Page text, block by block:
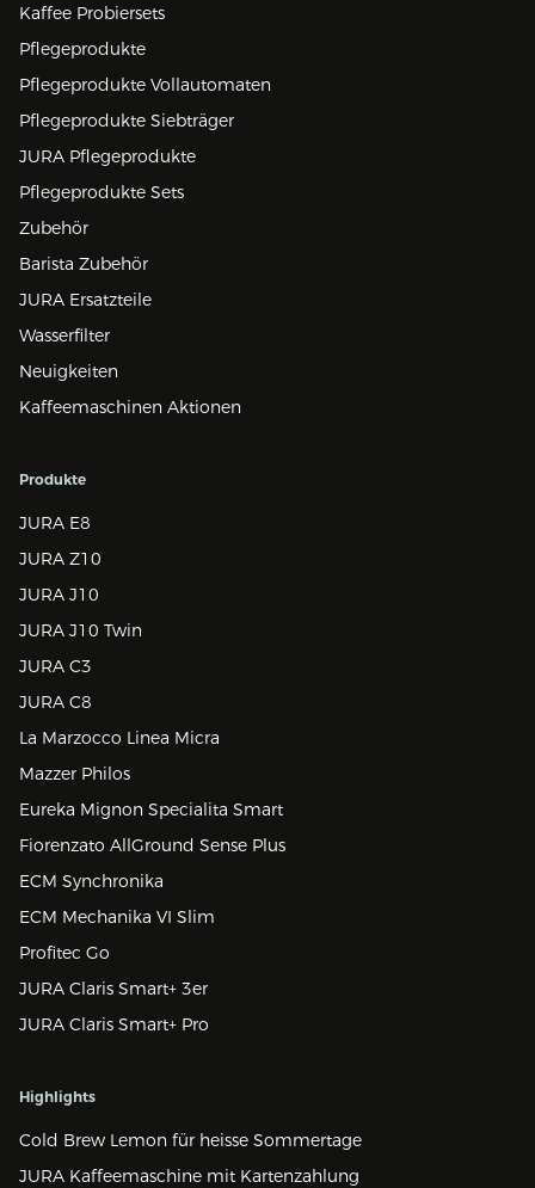
Kaffee Probiersets
Pflegeprodukte
Pflegeprodukte Vollautomaten
Pflegeprodukte Siebträger
JURA Pflegeprodukte
Pflegeprodukte Sets
Zubehör
Barista Zubehör
JURA Ersatzteile
Wasserfilter
Neuigkeiten
Kaffeemaschinen Aktionen
Produkte
JURA E8
JURA Z10
JURA J10
JURA J10 Twin
JURA C3
JURA C8
La Marzocco Linea Micra
Mazzer Philos
Eureka Mignon Specialita Smart
Fiorenzato AllGround Sense Plus
ECM Synchronika
ECM Mechanika VI Slim
Profitec Go
JURA Claris Smart+ 3er
JURA Claris Smart+ Pro
Highlights
Cold Brew Lemon für heisse Sommertage
JURA Kaffeemaschine mit Kartenzahlung